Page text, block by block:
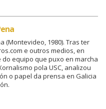
(Montevideo, 1980). Tras ter
e outros medios, en
do equipo que puxo en marcha
pola USC, analizou
o papel da prensa en Galicia